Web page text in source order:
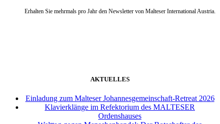
Erhalten Sie mehrmals pro Jahr den Newsletter von Malteser International Austria.
AKTUELLES
Einladung zum Malteser Johannesgemeinschaft-Retreat 2026
Klavierklänge im Refektorium des MALTESER
Ordenshauses